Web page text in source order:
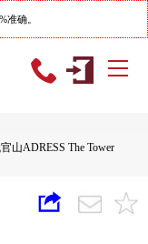
准确。
山ADRESS The Tower